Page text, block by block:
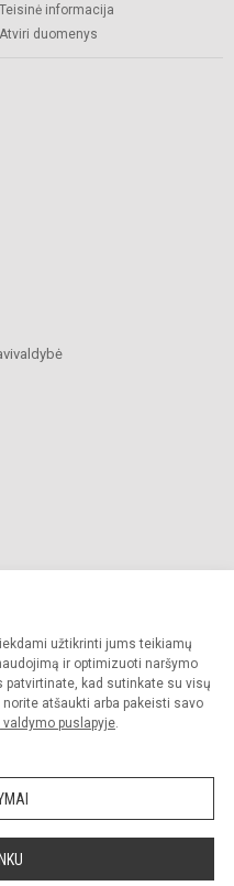
užtikrinti jums teikiamų
ir optimizuoti naršymo
patvirtinate, kad sutinkate su visų
atšaukti arba pakeisti savo
valdymo puslapyje.
Teisinė informacija
Atviri duomenys
Visos teisės saugomos.
sutikimo griežtai draudžiama.
Slapukų valdymas